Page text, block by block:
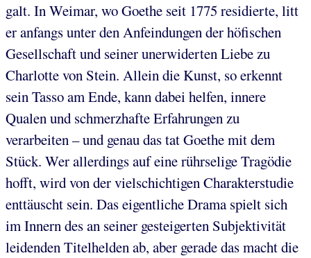
galt. In Weimar, wo Goethe seit 1775 residierte, litt
er anfangs unter den Anfeindungen der höfischen
Gesellschaft und seiner unerwiderten Liebe zu
Charlotte von Stein. Allein die Kunst, so erkennt
sein Tasso am Ende, kann dabei helfen, innere
Qualen und schmerzhafte Erfahrungen zu
verarbeiten – und genau das tat Goethe mit dem
Stück. Wer allerdings auf eine rührselige Tragödie
hofft, wird von der vielschichtigen Charakterstudie
enttäuscht sein. Das eigentliche Drama spielt sich
im Innern des an seiner gesteigerten Subjektivität
leidenden Titelhelden ab, aber gerade das macht die